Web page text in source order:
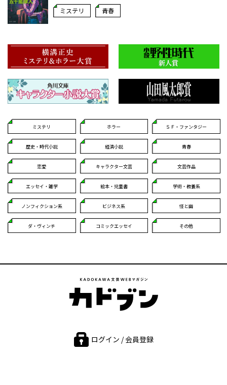
ミステリ 青春
ミステリ ホラー ＳＦ・ファンタジー
歴史・時代小説 経済小説 青春
恋愛 キャラクター文芸 文芸作品
エッセイ・雑学 絵本・児童書 学術・教養系
ノンフィクション系 ビジネス系 怪と幽
ダ・ヴィンチ コミックエッセイ その他
ログイン / 会員登録